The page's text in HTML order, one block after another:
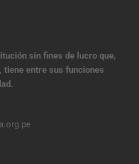
sin fines de lucro que,
tiene entre sus funciones